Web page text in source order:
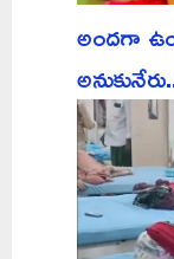
అందగా